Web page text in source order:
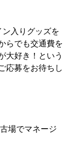
入りグッズを
らでも交通費を
大好き！という
応募をお待ちし
場でマネージ